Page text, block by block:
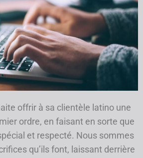
offrir à sa clientèle latino une
ordre, en faisant en sorte que
et respecté. Nous sommes
qu’ils font, laissant derrière